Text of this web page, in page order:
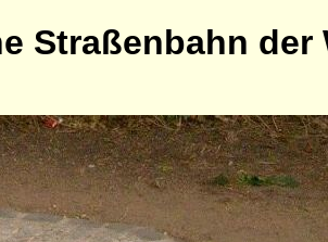
Straßenbahn der